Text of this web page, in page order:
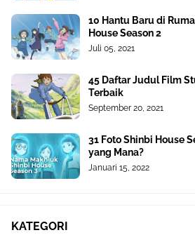
10 Hantu Baru di
House Season 2
Juli 05, 2021
45 Daftar Judul Film
Terbaik
September 20, 2021
31 Foto Shinbi House
yang Mana?
Januari 15, 2022
KATEGORI